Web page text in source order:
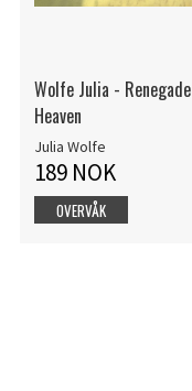
Wolfe Julia - Renegade
Heaven
Julia Wolfe
189 NOK
OVERVÅK